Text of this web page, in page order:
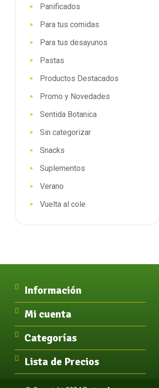
Panificados
Para tus comidas
Para tus desayunos
Pastas
Productos Destacados
Promo y Novedades
Sentida Botanica
Sin categorizar
Snacks
Suplementos
Verano
Vuelta al cole
Información
Mi cuenta
Categorías
Lista de Precios